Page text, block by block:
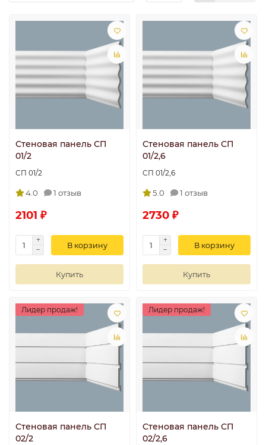
Стеновая панель СП
01/2
СП 01/2
4.0 1 отзыв
2101 ₽
В корзину
Купить
Стеновая панель СП
01/2,6
СП 01/2,6
5.0 1 отзыв
2730 ₽
В корзину
Купить
Лидер продаж!
Стеновая панель СП
02/2
Лидер продаж!
Стеновая панель СП
02/2,6